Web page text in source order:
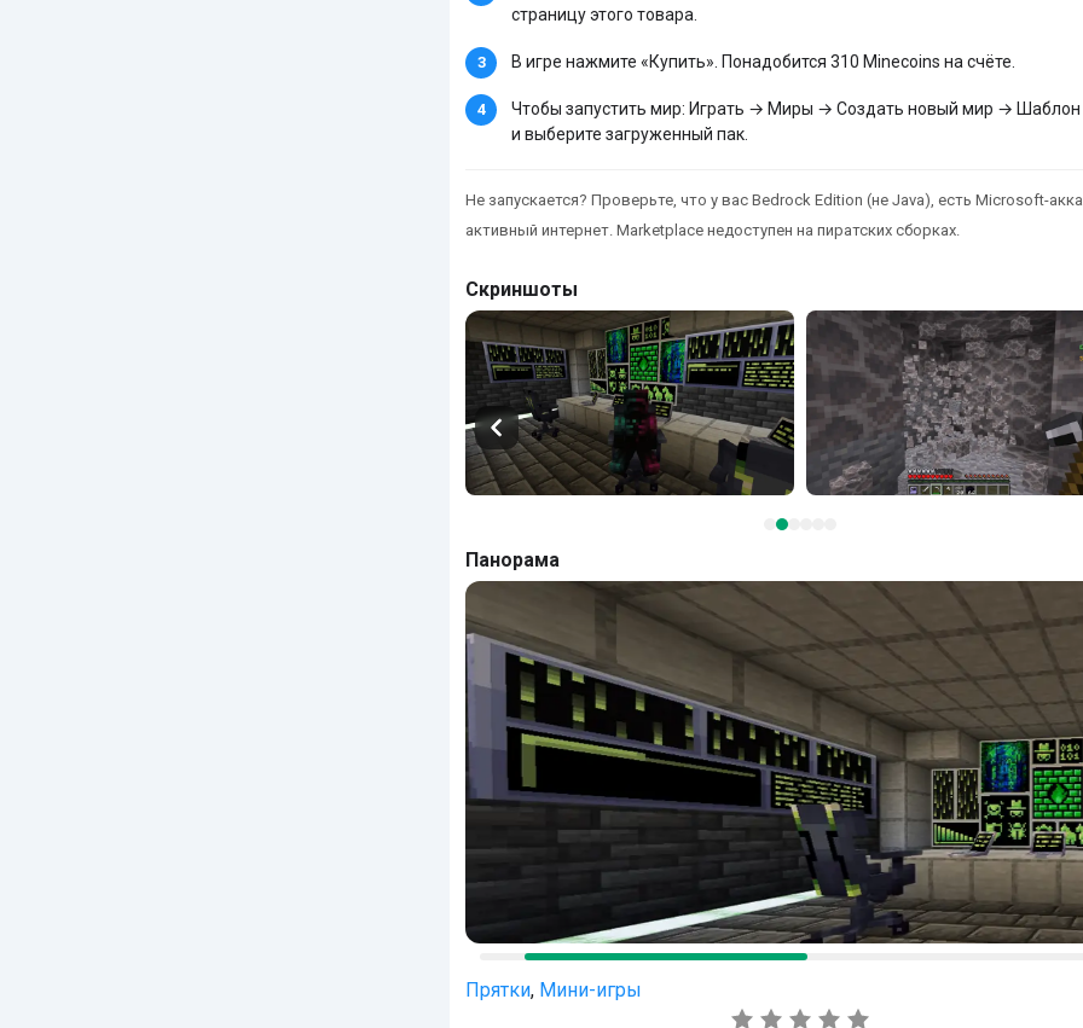
страницу этого товара.
В игре нажмите «Купить». Понадобится 310 Minecoins на счёте.
Чтобы запустить мир: Играть → Миры → Создать новый мир →
и выберите загруженный пак.
Не запускается? Проверьте, что у вас Bedrock Edition (не Java), есть Microsoft-
активный интернет. Marketplace недоступен на пиратских сборках.
Скриншоты
Панорама
Прятки, Мини-игры